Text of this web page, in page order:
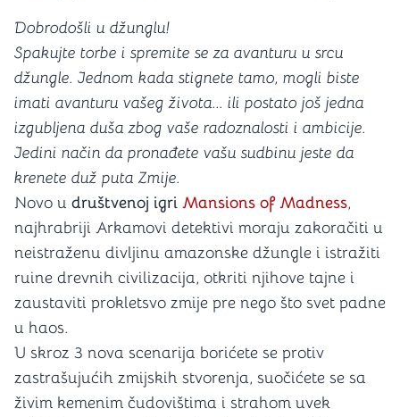
Dobrodošli u džunglu!
Spakujte torbe i spremite se za avanturu u srcu
džungle. Jednom kada stignete tamo, mogli biste
imati avanturu vašeg života... ili postato još jedna
izgubljena duša zbog vaše radoznalosti i ambicije.
Jedini način da pronađete vašu sudbinu jeste da
krenete duž puta Zmije.
Novo u društvenoj igri Mansions of Madness,
najhrabriji Arkamovi detektivi moraju zakoračiti u
neistraženu divljinu amazonske džungle i istražiti
ruine drevnih civilizacija, otkriti njihove tajne i
zaustaviti prokletsvo zmije pre nego što svet padne
u haos.
U skroz 3 nova scenarija borićete se protiv
zastrašujućih zmijskih stvorenja, suočićete se sa
živim kemenim čudovištima i strahom uvek